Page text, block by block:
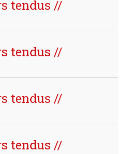
tendus //
tendus //
tendus //
tendus //